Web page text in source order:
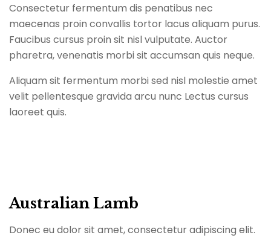
Consectetur fermentum dis penatibus nec
maecenas proin convallis tortor lacus aliquam purus.
Faucibus cursus proin sit nisl vulputate. Auctor
pharetra, venenatis morbi sit accumsan quis neque.
Aliquam sit fermentum morbi sed nisl molestie amet
velit pellentesque gravida arcu nunc Lectus cursus
laoreet quis.
Australian Lamb
Donec eu dolor sit amet, consectetur adipiscing elit.